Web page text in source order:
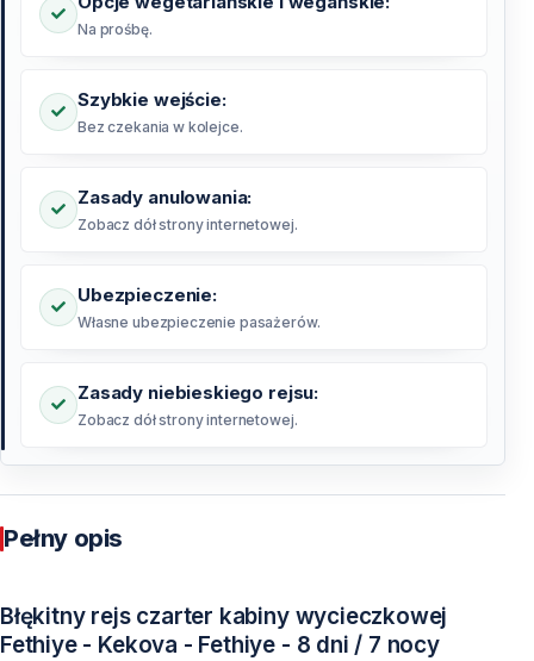
Na prośbę.
Szybkie wejście:
Bez czekania w kolejce.
Zasady anulowania:
Zobacz dół strony internetowej.
Ubezpieczenie:
Własne ubezpieczenie pasażerów.
Zasady niebieskiego rejsu:
Zobacz dół strony internetowej.
Pełny opis
Błękitny rejs czarter kabiny wycieczkowej
Fethiye - Kekova - Fethiye - 8 dni / 7 nocy